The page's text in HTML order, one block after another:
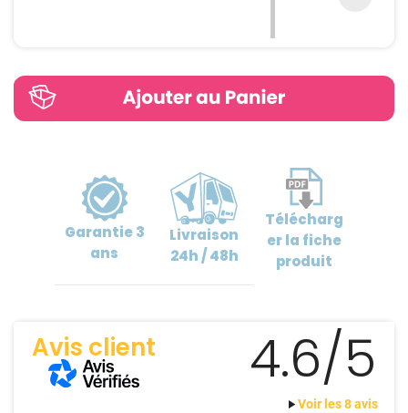
Garantie3
ans
Livraison
24h / 48h
Télécharg
erla fiche
produit
Avis client 4.6/5
Voir les 8 avis